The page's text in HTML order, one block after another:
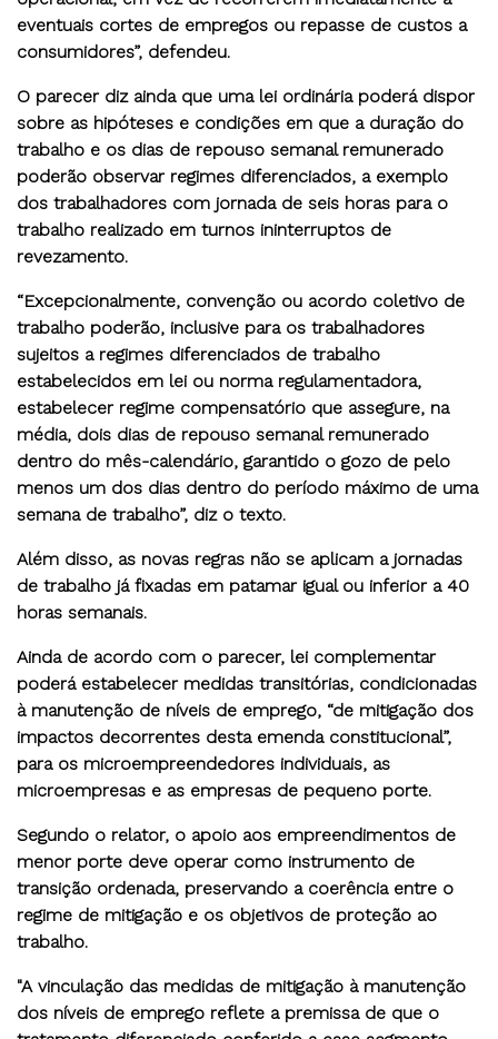
eventuais cortes de empregos ou repasse de custos a
consumidores”, defendeu.
O parecer diz ainda que uma lei ordinária poderá dispor
sobre as hipóteses e condições em que a duração do
trabalho e os dias de repouso semanal remunerado
poderão observar regimes diferenciados, a exemplo
dos trabalhadores com jornada de seis horas para o
trabalho realizado em turnos ininterruptos de
revezamento.
“Excepcionalmente, convenção ou acordo coletivo de
trabalho poderão, inclusive para os trabalhadores
sujeitos a regimes diferenciados de trabalho
estabelecidos em lei ou norma regulamentadora,
estabelecer regime compensatório que assegure, na
média, dois dias de repouso semanal remunerado
dentro do mês-calendário, garantido o gozo de pelo
menos um dos dias dentro do período máximo de uma
semana de trabalho”, diz o texto.
Além disso, as novas regras não se aplicam a jornadas
de trabalho já fixadas em patamar igual ou inferior a 40
horas semanais.
Ainda de acordo com o parecer, lei complementar
poderá estabelecer medidas transitórias, condicionadas
à manutenção de níveis de emprego, “de mitigação dos
impactos decorrentes desta emenda constitucional”,
para os microempreendedores individuais, as
microempresas e as empresas de pequeno porte.
Segundo o relator, o apoio aos empreendimentos de
menor porte deve operar como instrumento de
transição ordenada, preservando a coerência entre o
regime de mitigação e os objetivos de proteção ao
trabalho.
"A vinculação das medidas de mitigação à manutenção
dos níveis de emprego reflete a premissa de que o